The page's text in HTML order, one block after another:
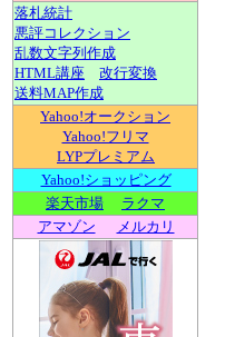
落札統計
悪評コレクション
乱数文字列作成
HTML講座
改行変換
送料MAP作成
Yahoo!オークション
Yahoo!フリマ
LYPプレミアム
Yahoo!ショッピング
楽天市場
ラクマ
アマゾン
メルカリ